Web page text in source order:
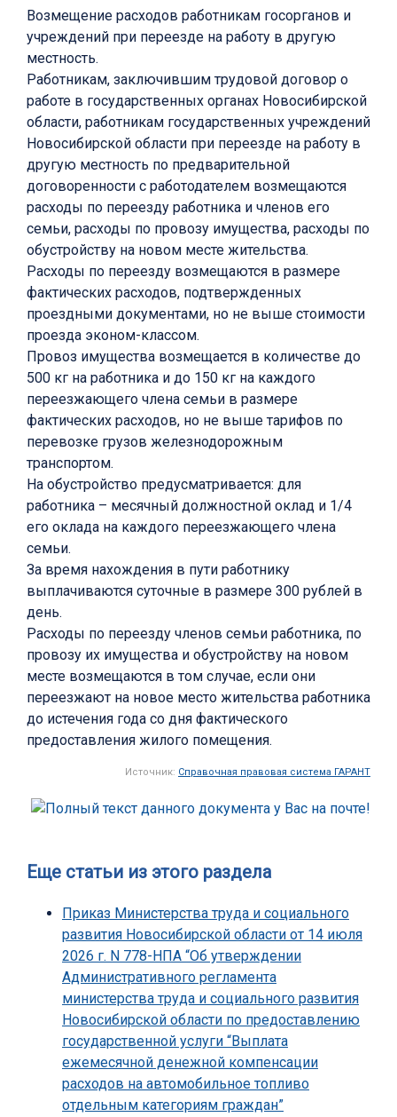
Возмещение расходов работникам госорганов и
учреждений при переезде на работу в другую
местность.
Работникам, заключившим трудовой договор о
работе в государственных органах Новосибирской
области, работникам государственных учреждений
Новосибирской области при переезде на работу в
другую местность по предварительной
договоренности с работодателем возмещаются
расходы по переезду работника и членов его
семьи, расходы по провозу имущества, расходы по
обустройству на новом месте жительства.
Расходы по переезду возмещаются в размере
фактических расходов, подтвержденных
проездными документами, но не выше стоимости
проезда эконом-классом.
Провоз имущества возмещается в количестве до
500 кг на работника и до 150 кг на каждого
переезжающего члена семьи в размере
фактических расходов, но не выше тарифов по
перевозке грузов железнодорожным
транспортом.
На обустройство предусматривается: для
работника – месячный должностной оклад и 1/4
его оклада на каждого переезжающего члена
семьи.
За время нахождения в пути работнику
выплачиваются суточные в размере 300 рублей в
день.
Расходы по переезду членов семьи работника, по
провозу их имущества и обустройству на новом
месте возмещаются в том случае, если они
переезжают на новое место жительства работника
до истечения года со дня фактического
предоставления жилого помещения.
Источник: Справочная правовая система ГАРАНТ
Еще статьи из этого раздела
Приказ Министерства труда и социального
развития Новосибирской области от 14 июля
2026 г. N 778-НПА “Об утверждении
Административного регламента
министерства труда и социального развития
Новосибирской области по предоставлению
государственной услуги “Выплата
ежемесячной денежной компенсации
расходов на автомобильное топливо
отдельным категориям граждан”